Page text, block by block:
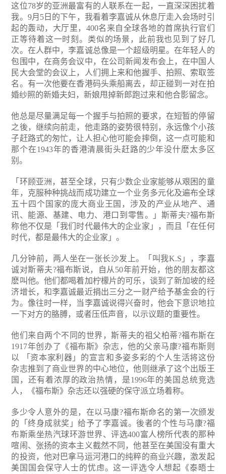
这位78岁的亚洲最富有的人联系在一起，一直深深困扰着
我。9月5日的下午，我看着李嘉诚从休息厅走入会场时引
起的轰动，大厅里，400名来自全球各地的首席执行官们
正等待着这一时刻。类似的场景，此前我也见到了好几
次。在人群中，李嘉诚总像是一个超级明星。在年轻人的
包围中，在商务会议中，在公司新闻发布会上，在中国人
民大会堂的会议上，人们拥上来和他握手、拍照、索取签
名。有一次他要在香港码头乘船离去，却正碰到一对在拍
婚纱照的新婚夫妇，新娘甩掉新郎跑过来和他合影留念。
他总是尽量满足每一个握手与拍照的要求，在短暂的停留
之後，继续向前走，他走路的姿势很特别，永远像个小孩
子赶路式的匆忙，让人担心他可能会摔倒，这一点可能和
那个在1943年的香港清晨街头赶路的少年没什麽太多区
别。
「环顾亚洲，甚至全球，只有少数企业家能够从艰困的童
年，克服种种挑战而成功建立一个业务多元化及遍布全球
五十四个国家的庞大商业王国，涉及的产业从地产、通
讯、能源、基建、电力、港口到零售。」斯蒂夫?福布斯
称他不仅是「我们时代最伟大的企业家」，而且「在任何
时代，都是最伟大的企业家」。
几分钟前，两人坐在一张长沙发上。「叫我K.S」，李嘉
诚对斯蒂夫?福布斯说，自从50年前开始，他的朋友都这
麽叫他。他们都喝着加柠檬片的可乐，谈到了新加坡的经
济增长，和李嘉诚最近捐出三分之一财产给予基金会的行
为。像往时一样，当李嘉诚说得兴奋时，他会下意识地拉
一下对方的胳膊，或者压低声音，以示议题的重要性。
他们来自两个不同的世界，斯蒂夫的祖父柏蒂?福布斯在
1917年创办了《福布斯》杂志，他的父亲马康?福布斯则
以 「资本家利器」的宣言和多姿多彩的个人生活将这份
杂志推到了商业世界的中心地位，他则继承了这个出版王
国，还有着浓厚的政治热情，是1996年的美国总统竞选
人，《福布斯》杂志还以强硬的保守派立场着称。
多少令人意外的是，在以马康?福布斯命名的第一次颁发
的「终身成就奖」给予了李嘉诚。後者的个性与马康?福
布斯乘坐热汽球环游世界、评选400富人榜所代表的那种
喧闹、张扬的资本主义截然不同，他甚至在美国没有重大
的投资，他对巴拿马运河港口的纯粹的商业兴趣，激发起
美国国会保守人士的忧虑。这一评选令人想起《泰晤士